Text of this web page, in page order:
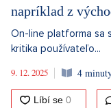
napríklad z
On-line platforma sa
kritika používateľo...
9. 12. 2025
4